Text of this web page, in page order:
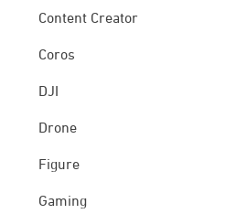
Content Creator
Coros
DJI
Drone
Figure
Gaming